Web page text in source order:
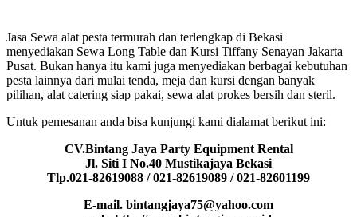
Jasa Sewa alat pesta termurah dan terlengkap di Bekasi
menyediakan Sewa Long Table dan Kursi Tiffany Senayan Jakarta
Pusat. Bukan hanya itu kami juga menyediakan berbagai kebutuhan
pesta lainnya dari mulai tenda, meja dan kursi dengan banyak
pilihan, alat catering siap pakai, sewa alat prokes bersih dan steril.
Untuk pemesanan anda bisa kunjungi kami dialamat berikut ini:
CV.Bintang Jaya Party Equipment Rental
Jl. Siti I No.40 Mustikajaya Bekasi
Tlp.021-82619088 / 021-82619089 / 021-82601199
E-mail. bintangjaya75@yahoo.com